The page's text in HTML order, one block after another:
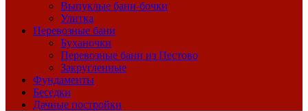
Выпуклые бани-бочки
Улитка
Перевозные бани
Буханочки
Перевозные бани из Пестово
Закругленные
Фундаменты
Беседки
Дачные постройки